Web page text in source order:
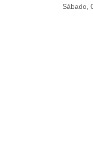
Sábado,